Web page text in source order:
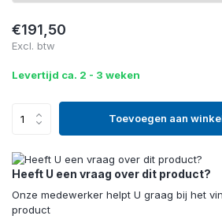
€191,50
Excl. btw
Levertijd ca. 2 - 3 weken
Toevoegen aan
Heeft U een vraag over dit product?
Onze medewerker helpt U graag bij het
product